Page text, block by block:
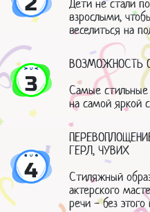
Дети не стали
взрослыми,
веселиться на
3
ВОЗМОЖНОСТЬ
Самые
на самой яркой
4
ГЕРЛ, ЧУВИХ
Стиляжный
актерского
речи - без этого